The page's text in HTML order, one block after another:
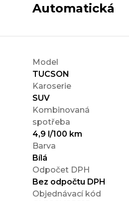
Automatická
Model
TUCSON
Karoserie
SUV
Kombinovaná
spotřeba
4,9 l/100 km
Barva
Bílá
Odpočet DPH
Bez odpočtu DPH
Objednávací kód